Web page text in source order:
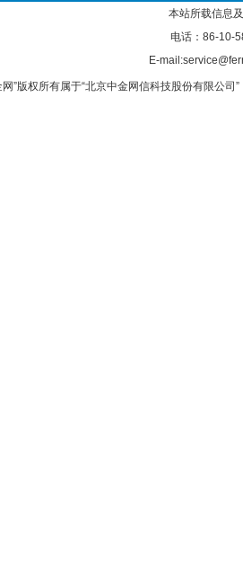
本站所载信息
电话：86-10-
E-
网”版权所有属于“北京中金网信科技股份有限公司